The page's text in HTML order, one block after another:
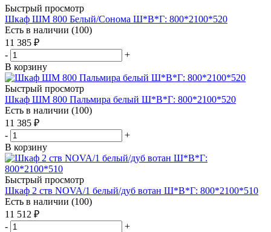
Быстрый просмотр
Шкаф ШМ 800 Белый/Сонома Ш*В*Г: 800*2100*520
Есть в наличии (100)
11 385 ₽
-
+
В корзину
Быстрый просмотр
Шкаф ШМ 800 Пальмира белый Ш*В*Г: 800*2100*520
Есть в наличии (100)
11 385 ₽
-
+
В корзину
Быстрый просмотр
Шкаф 2 ств NOVA/1 белый/дуб вотан Ш*В*Г: 800*2100*510
Есть в наличии (100)
11 512 ₽
-
+